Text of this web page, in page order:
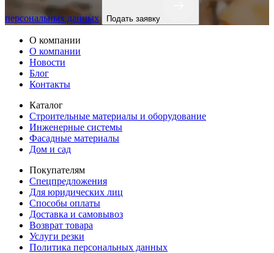
персональных данных Подать заявку
О компании
О компании
Новости
Блог
Контакты
Каталог
Строительные материалы и оборудование
Инженерные системы
Фасадные материалы
Дом и сад
Покупателям
Спецпредложения
Для юридических лиц
Способы оплаты
Доставка и самовывоз
Возврат товара
Услуги резки
Политика персональных данных